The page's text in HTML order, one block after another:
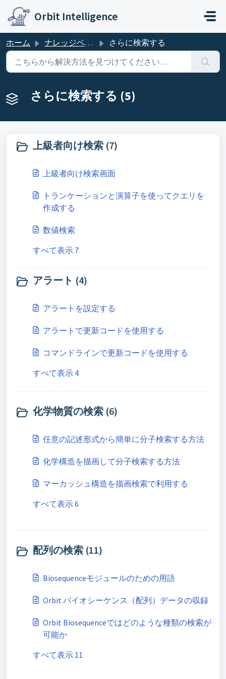
メインコンテンツに移動
Orbit Intelligence
ホーム ナレッジベース さらに検索する
さらに検索する (5)
上級者向け検索 (7)
上級者向け検索画面
トランケーションと演算子を使ってクエリを
作成する
数値検索
すべて表示 7
アラート (4)
アラートを設定する
アラートで更新コードを使用する
コマンドラインで更新コードを使用する
すべて表示 4
化学物質の検索 (6)
任意の記述形式から簡単に分子検索する方法
化学構造を描画して分子検索する方法
マーカッシュ構造を描画検索で利用する
すべて表示 6
配列の検索 (11)
Biosequenceモジュールのための用語
Orbit バイオシーケンス（配列）データの収録
Orbit Biosequenceではどのような種類の検索が
可能か
すべて表示 11